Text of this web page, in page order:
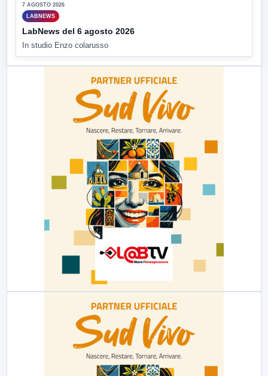
7 AGOSTO 2026
LABNEWS
LabNews del 6 agosto 2026
In studio Enzo colarusso